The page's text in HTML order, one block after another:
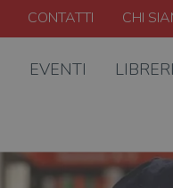
CONTATTI CHI
EVENTI